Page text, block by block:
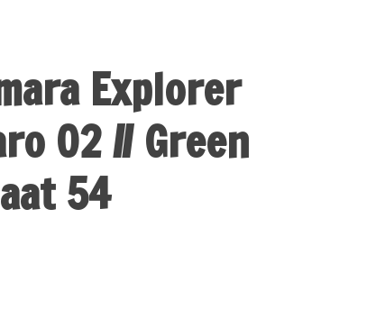
Explorer
02 // Green
54